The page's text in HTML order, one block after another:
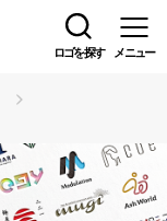
ロゴを探す メニュー